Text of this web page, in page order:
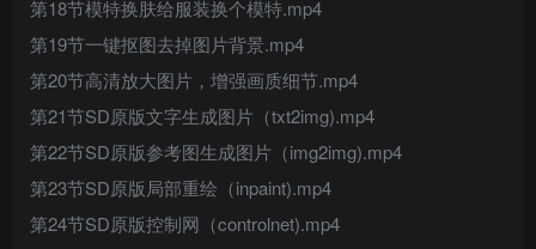
第18节模特换肤给服装换个模特.mp4
第19节一键抠图去掉图片背景.mp4
第20节高清放大图片，增强画质细节.mp4
第21节SD原版文字生成图片（txt2img).mp4
第22节SD原版参考图生成图片（img2img).mp4
第23节SD原版局部重绘（inpaint).mp4
第24节SD原版控制网（controlnet).mp4